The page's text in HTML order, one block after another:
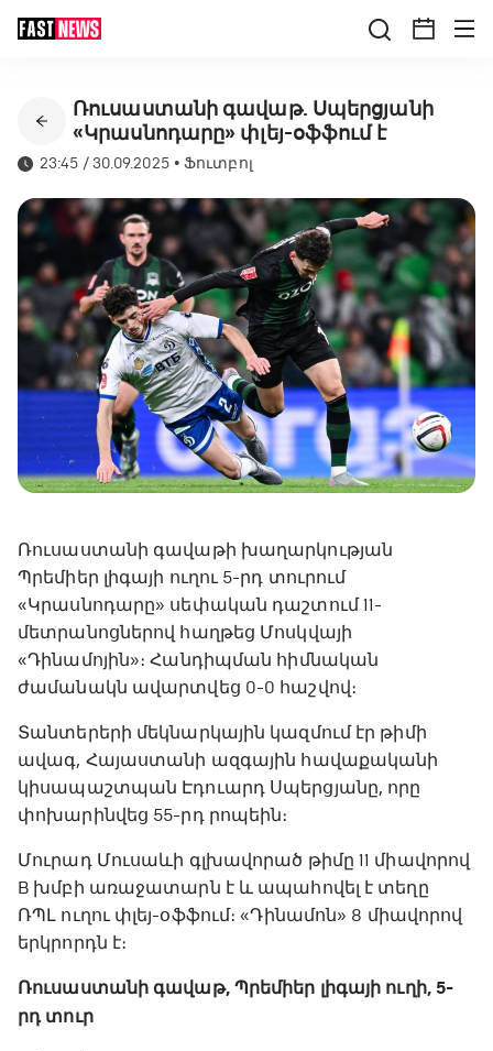
Ռուսաստանի գավաթ. Սպերցյանի
«Կրասնոդարը» փլեյ-օֆֆում է
23:45 / 30.09.2025 •Ֆուտբոլ
Ռուսաստանի գավաթի խաղարկության
Պրեմիեր լիգայի ուղու 5-րդ տուրում
«Կրասնոդարը» սեփական դաշտում 11-
մետրանոցներով հաղթեց Մոսկվայի
«Դինամոյին»։ Հանդիպման հիմնական
ժամանակն ավարտվեց 0-0 հաշվով։
Տանտերերի մեկնարկային կազմում էր թիմի
ավագ, Հայաստանի ազգային հավաքականի
կիսապաշտպան Էդուարդ Սպերցյանը, որը
փոխարինվեց 55-րդ րոպեին։
Մուրադ Մուսաևի գլխավորած թիմը 11 միավորով
B խմբի առաջատարն է և ապահովել է տեղը
ՌՊԼ ուղու փլեյ-օֆֆում։ «Դինամոն» 8 միավորով
երկրորդն է։
Ռուսաստանի գավաթ, Պրեմիեր լիգայի ուղի, 5-
րդ տուր